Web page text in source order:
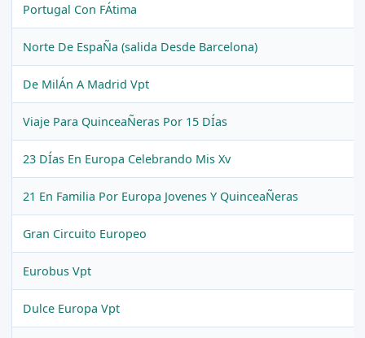
Portugal Con FÁtima
Norte De EspaÑa (salida Desde Barcelona)
De MilÁn A Madrid Vpt
Viaje Para QuinceaÑeras Por 15 DÍas
23 DÍas En Europa Celebrando Mis Xv
21 En Familia Por Europa Jovenes Y QuinceaÑeras
Gran Circuito Europeo
Eurobus Vpt
Dulce Europa Vpt